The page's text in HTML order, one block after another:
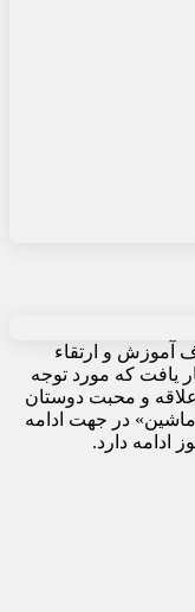
از مهرماه سال ۱۳۵۸ با هدف آموزش و ارتقاء
یافت که مورد توجه
و محبت دوستان
در جهت ادامه
ادامه دارد.